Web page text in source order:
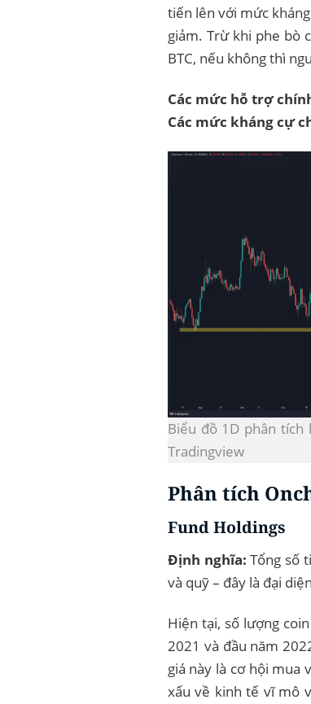
tiến lên với mức
giảm. Trừ khi phe bò
BTC, nếu không thì
Các mức hỗ trợ
Các mức kháng cự
Biểu đồ 1D phân tích
Tradingview
Phân tích
Fund Holdings
Định nghĩa: Tổng số
và quỹ – đây là đại
Hiện tại, số lượng
2021 và đầu năm
giá này là cơ hội mua
xấu về kinh tế vĩ mô